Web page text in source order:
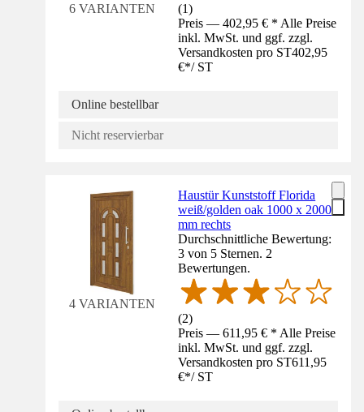
6 VARIANTEN (1)
Preis — 402,95 € * Alle Preise
inkl. MwSt. und ggf. zzgl.
Versandkosten pro ST402,95
€*/ ST
Online bestellbar
Nicht reservierbar
4 VARIANTEN
Haustür Kunststoff Florida
weiß/golden oak 1000 x 2000
mm rechts
Durchschnittliche Bewertung:
3 von 5 Sternen. 2
Bewertungen.
(2)
Preis — 611,95 € * Alle Preise
inkl. MwSt. und ggf. zzgl.
Versandkosten pro ST611,95
€*/ ST